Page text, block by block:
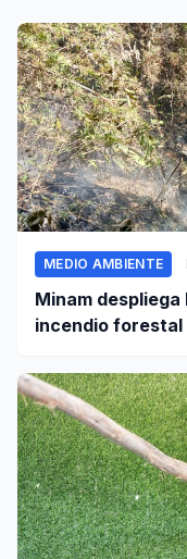
MEDIO AMBIENTE
Minam
incendio forestal